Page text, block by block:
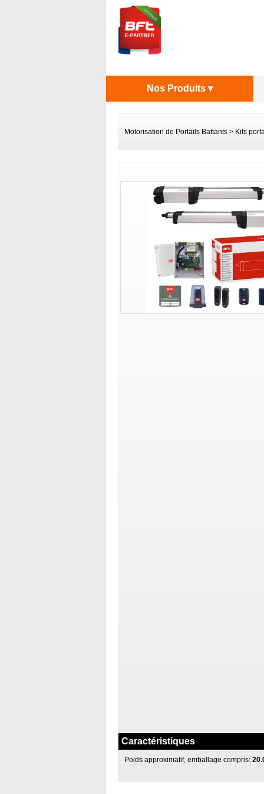
Nos Produits ▾
Motorisation de Portails Battants> Kits
Caractéristiques
Poids approximatif, emballage compris: